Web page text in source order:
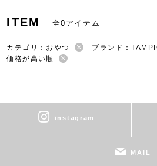
ITEM 全0アイテム
カテゴリ：おやつ ブランド：
価格が高い順
instagram
MAIL